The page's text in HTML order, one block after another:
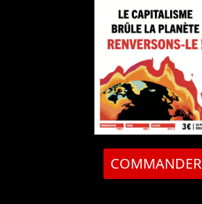
COMMANDER